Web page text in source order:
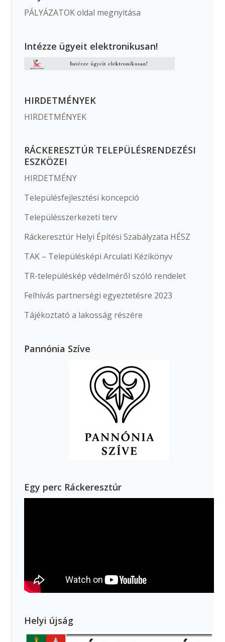
PÁLYÁZATOK oldal megnyitása
Intézze ügyeit elektronikusan!
HIRDETMÉNYEK
HIRDETMÉNYEK
RÁCKERESZTÚR TELEPÜLÉSRENDEZÉSI
ESZKÖZEI
HIRDETMÉNY
Településfejlesztési koncepció
Településszerkezeti terv
Ráckeresztúr Helyi Építési Szabályzata HÉSZ
TAK – Településképi Arculati Kézikönyv
TR-településkép védelméről szóló rendelet
Felhívás partnerségi egyeztetésre 2023
Tájékoztató a lakosság részére
Pannónia Szíve
Egy perc Ráckeresztúr
Helyi újság